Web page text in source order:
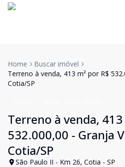
Home
Buscar imóvel
Terreno à venda, 413 m² por R$
Cotia/SP
Terreno à venda, 413
532.000,00 - Granja
Cotia/SP
São Paulo II - Km 26, Cotia - SP